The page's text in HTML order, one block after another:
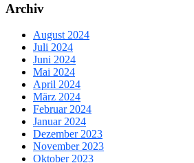
Archiv
August 2024
Juli 2024
Juni 2024
Mai 2024
April 2024
März 2024
Februar 2024
Januar 2024
Dezember 2023
November 2023
Oktober 2023